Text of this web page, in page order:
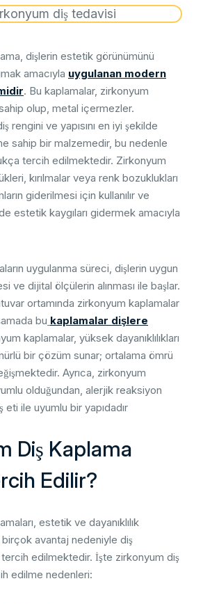
dişlerin estetik görünümünü
amacıyla uygulanan modern
. Bu kaplamalar, zirkonyum
olup, metal içermezler.
rengini ve yapısını en iyi şekilde
sahip bir malzemedir, bu nedenle
tercih edilmektedir. Zirkonyum
kırılmalar veya renk bozuklukları
giderilmesi için kullanılır ve
estetik kaygıları gidermek amacıyla
uygulanma süreci, dişlerin uygun
ve dijital ölçülerin alınması ile başlar.
ortamında zirkonyum kaplamalar
bu kaplamalar dişlere
kaplamalar, yüksek dayanıklılıkları
bir çözüm sunar; ortalama ömrü
Ayrıca, zirkonyum
olduğundan, alerjik reaksiyon
ile uyumlu bir yapıdadır
Diş Kaplama
Edilir?
estetik ve dayanıklılık
birçok avantaj nedeniyle diş
edilmektedir. İşte zirkonyum diş
edilme nedenleri: